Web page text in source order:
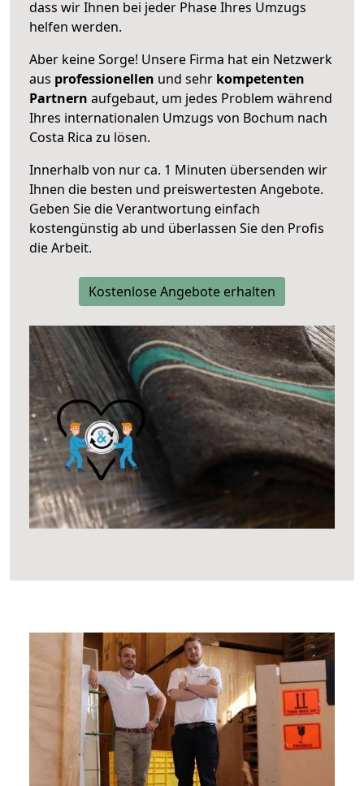
dass wir Ihnen bei jeder Phase Ihres Umzugs
helfen werden.
Aber keine Sorge! Unsere Firma hat ein Netzwerk
aus professionellen und sehr kompetenten
Partnern aufgebaut, um jedes Problem während
Ihres internationalen Umzugs von Bochum nach
Costa Rica zu lösen.
Innerhalb von nur ca. 1 Minuten übersenden wir
Ihnen die besten und preiswertesten Angebote.
Geben Sie die Verantwortung einfach
kostengünstig ab und überlassen Sie den Profis
die Arbeit.
Kostenlose Angebote erhalten